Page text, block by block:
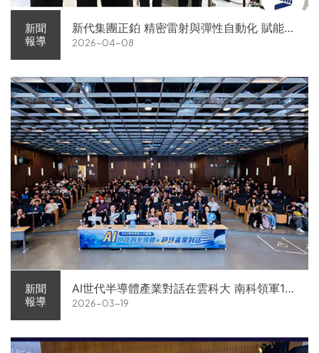
新聞
報導
新代集團正鉑 精密雷射與彈性自動化 賦能智
慧智造解方電子展亮相
2026-04-08
新聞
報導
AI世代半導體產業對話在雲科大 南科領軍11
家企業前進校園徵才
2026-03-19